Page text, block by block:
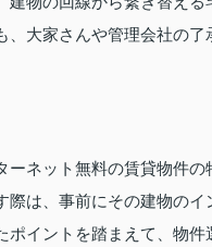
、大家さんや管理会社の
ーネット無料の賃貸物件の
際は、事前にその建物のイ
ポイントを踏まえて、物件